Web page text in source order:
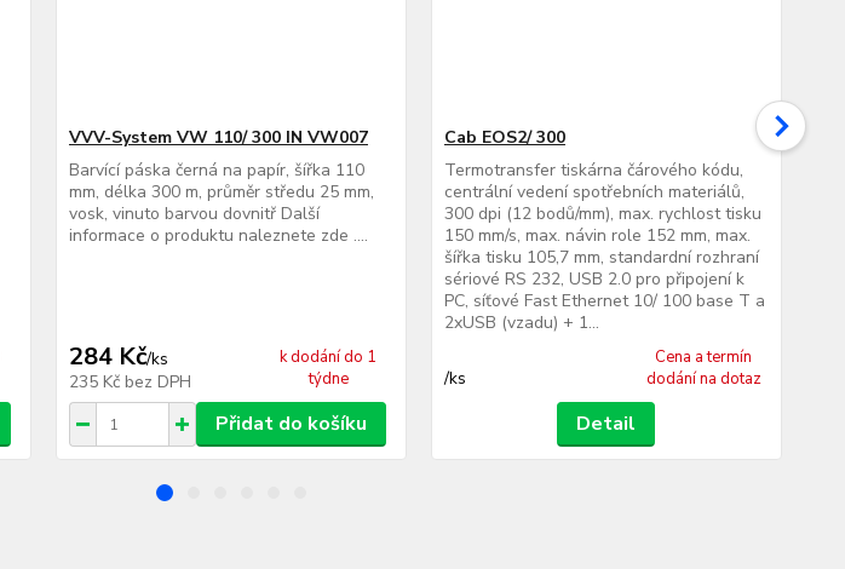
VVV-System VW 110/ 300 IN VW007
Barvící páska černá na papír, šířka 110
mm, délka 300 m, průměr středu 25 mm,
vosk, vinuto barvou dovnitř Další
informace o produktu naleznete zde ....
284 Kč/ks
235 Kč bez DPH
k dodání do 1
týdne
Přidat do košíku
Cab EOS2/ 300
Termotransfer tiskárna čárového kódu,
centrální vedení spotřebních materiálů,
300 dpi (12 bodů/mm), max. rychlost tisku
150 mm/s, max. návin role 152 mm, max.
šířka tisku 105,7 mm, standardní rozhraní
sériové RS 232, USB 2.0 pro připojení k
PC, síťové Fast Ethernet 10/ 100 base T a
2xUSB (vzadu) + 1...
/ks
Cena a termín
dodání na dotaz
Detail